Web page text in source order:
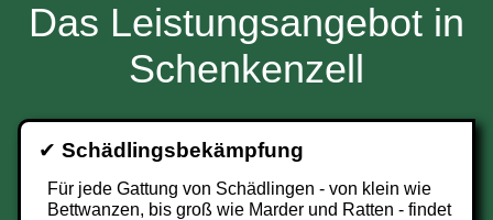
Das Leistungsangebot in
Schenkenzell
✔ Schädlingsbekämpfung
Für jede Gattung von Schädlingen - von klein wie
Bettwanzen, bis groß wie Marder und Ratten - findet